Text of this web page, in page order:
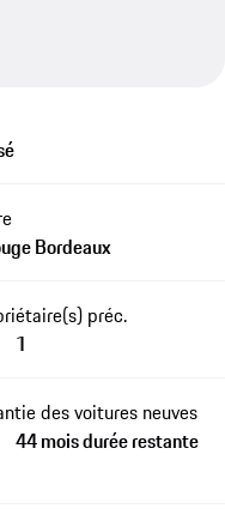
Bordeaux
préc.
1
des voitures neuves
44 mois durée restante